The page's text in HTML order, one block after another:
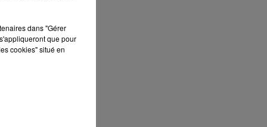
dans "Gérer
que pour
cookies" situé en